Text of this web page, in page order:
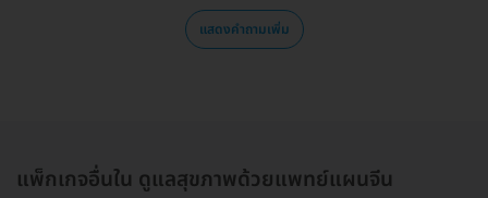
แสดงคำถามเพิ่ม
แพ็กเกจอื่นใน ดูแลสุขภาพด้วยแพทย์แผนจีน